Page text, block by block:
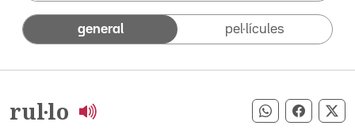
general pel·lícules
rul·lo Compartir